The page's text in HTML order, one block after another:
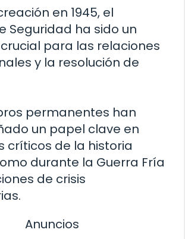
en 1945, el
Seguridad ha sido un
para las relaciones
y la resolución de
permanentes han
un papel clave en
críticos de la historia
durante la Guerra Fría
de crisis
Anuncios